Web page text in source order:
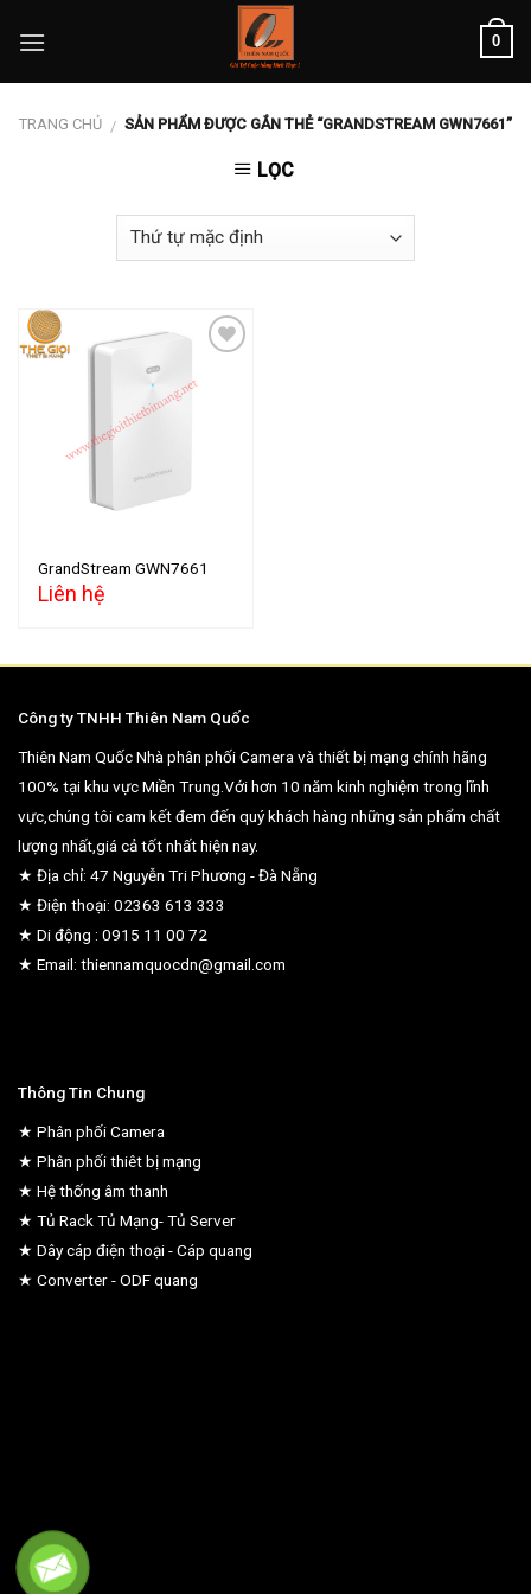
0
TRANG CHỦ / SẢN PHẨM ĐƯỢC GẮN THẺ “GRANDSTREAM GWN7661”
LỌC
GrandStream GWN7661
Liên hệ
Công ty TNHH Thiên Nam Quốc
Thiên Nam Quốc Nhà phân phối Camera và thiết bị mạng chính hãng
100% tại khu vực Miền Trung.Với hơn 10 năm kinh nghiệm trong lĩnh
vực,chúng tôi cam kết đem đến quý khách hàng những sản phẩm chất
lượng nhất,giá cả tốt nhất hiện nay.
★ Địa chỉ: 47 Nguyễn Tri Phương - Đà Nẵng
★ Điện thoại: 02363 613 333
★ Di động : 0915 11 00 72
★ Email: thiennamquocdn@gmail.com
Thông Tin Chung
★ Phân phối Camera
★ Phân phối thiêt bị mạng
★ Hệ thống âm thanh
★ Tủ Rack Tủ Mạng- Tủ Server
★ Dây cáp điện thoại - Cáp quang
★ Converter - ODF quang